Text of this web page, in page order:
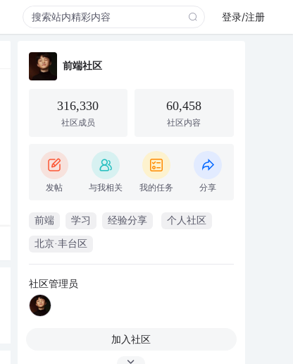
登录/注册
前端社区
316,330
社区成员
60,458
社区内容
发帖 与我相关 我的任务 分享
前端 学习 经验分享 个人社区
北京·丰台区
社区管理员
加入社区